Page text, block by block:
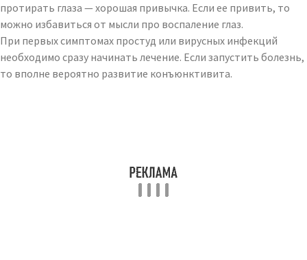
протирать глаза — хорошая привычка. Если ее привить, то
можно избавиться от мысли про воспаление глаз.
При первых симптомах простуд или вирусных инфекций
необходимо сразу начинать лечение. Если запустить болезнь,
то вполне вероятно развитие конъюнктивита.